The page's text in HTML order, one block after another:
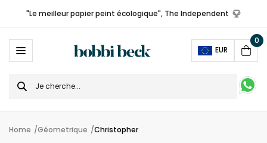
"Le meilleur papier peint écologique", The Independent
EUR
Cart
0
Search
for
Home Géometrique Christopher